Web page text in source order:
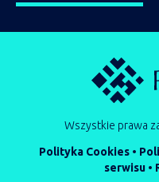
Wszystkie prawa
Polityka Cookies•
serwisu •